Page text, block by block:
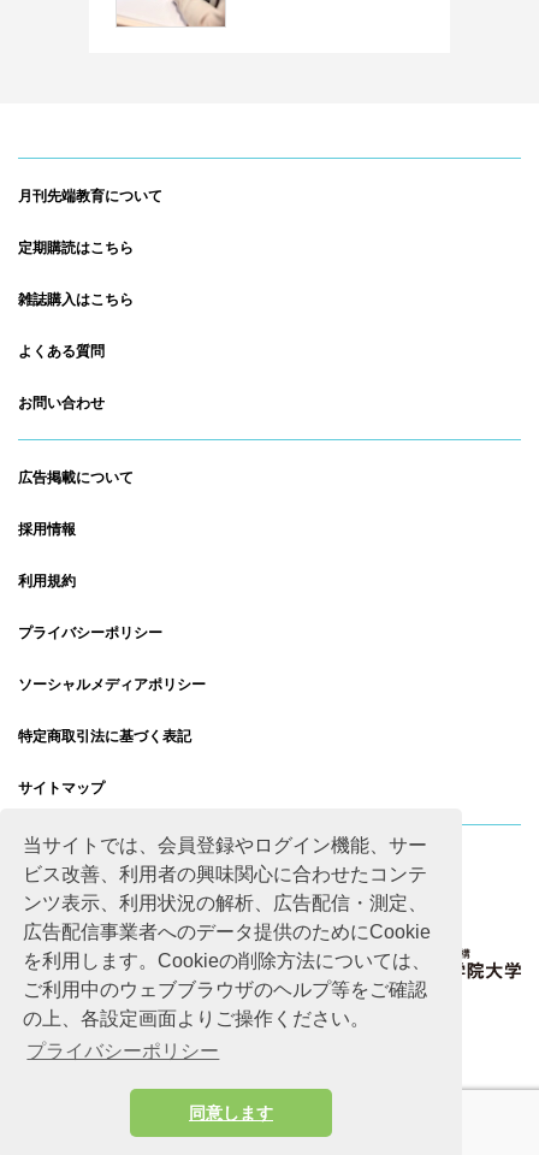
当サイトでは、会員登録やログイン機能、サー
ビス改善、利用者の興味関心に合わせたコンテ
ンツ表示、利用状況の解析、広告配信・測定、
広告配信事業者へのデータ提供のためにCookie
を利用します。Cookieの削除方法については、
ご利用中のウェブブラウザのヘルプ等をご確認
の上、各設定画面よりご操作ください。
プライバシーポリシー
同意します
月刊先端教育について
定期購読はこちら
雑誌購入はこちら
よくある質問
お問い合わせ
広告掲載について
採用情報
利用規約
プライバシーポリシー
ソーシャルメディアポリシー
特定商取引法に基づく表記
サイトマップ